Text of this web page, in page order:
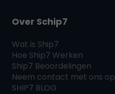
Over Schip7
Wat is Ship7
Hoe Ship7 Werken
Ship7 Beoordelingen
Neem contact met ons op
SHIP7 BLOG